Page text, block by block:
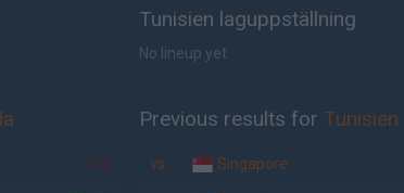
Tunisien laguppställning
No lineup yet
0-2
Previous results for Tunisien
vs. Singapore